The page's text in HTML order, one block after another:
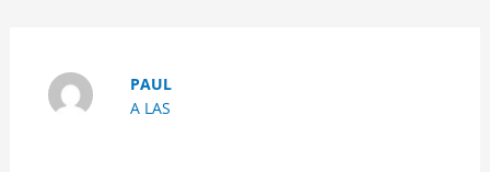
PAUL
A LAS